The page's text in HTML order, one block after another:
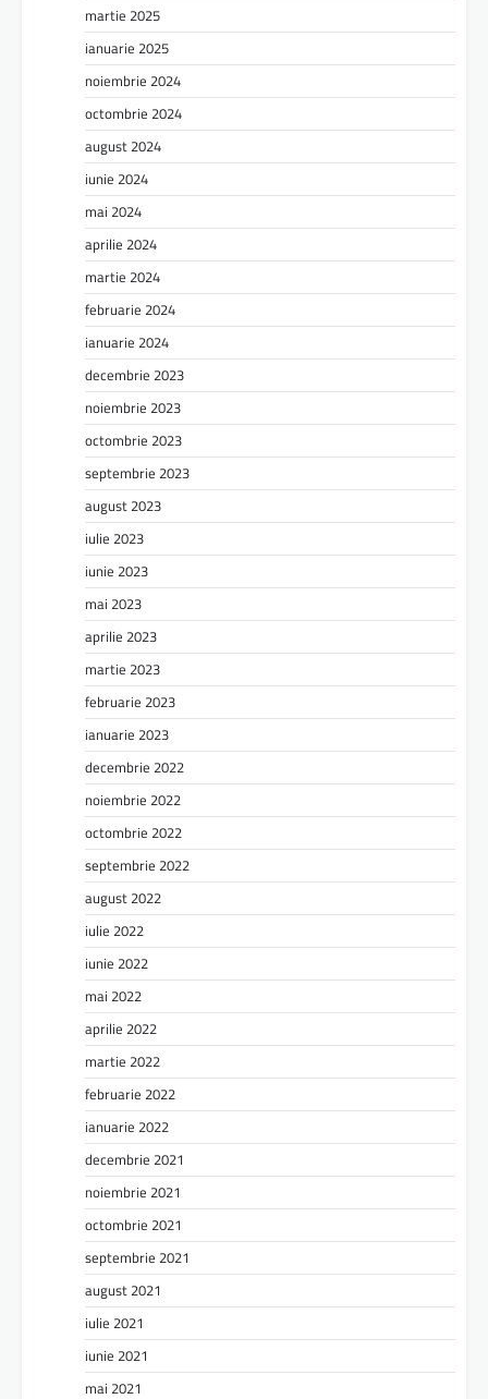
martie 2025
ianuarie 2025
noiembrie 2024
octombrie 2024
august 2024
iunie 2024
mai 2024
aprilie 2024
martie 2024
februarie 2024
ianuarie 2024
decembrie 2023
noiembrie 2023
octombrie 2023
septembrie 2023
august 2023
iulie 2023
iunie 2023
mai 2023
aprilie 2023
martie 2023
februarie 2023
ianuarie 2023
decembrie 2022
noiembrie 2022
octombrie 2022
septembrie 2022
august 2022
iulie 2022
iunie 2022
mai 2022
aprilie 2022
martie 2022
februarie 2022
ianuarie 2022
decembrie 2021
noiembrie 2021
octombrie 2021
septembrie 2021
august 2021
iulie 2021
iunie 2021
mai 2021